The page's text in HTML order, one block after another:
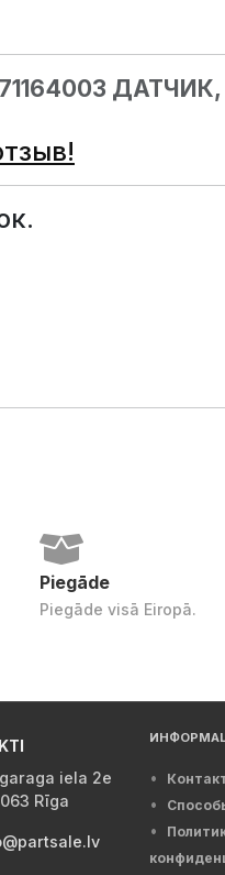
Piegāde
Piegāde visā Eiropā.
iela 2e
Rīga